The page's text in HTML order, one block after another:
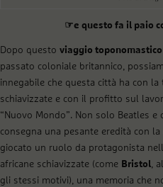
☞e questo fa il paio
Dopo questo viaggio toponomastico
passato coloniale britannico,
innegabile che questa città ha con
schiavizzate e con il profitto sul
“Nuovo Mondo”. Non solo Beatles
consegna una pesante eredità con
giocato un ruolo da protagonista
africane schiavizzate (come Bristol,
gli stessi motivi), una memoria che